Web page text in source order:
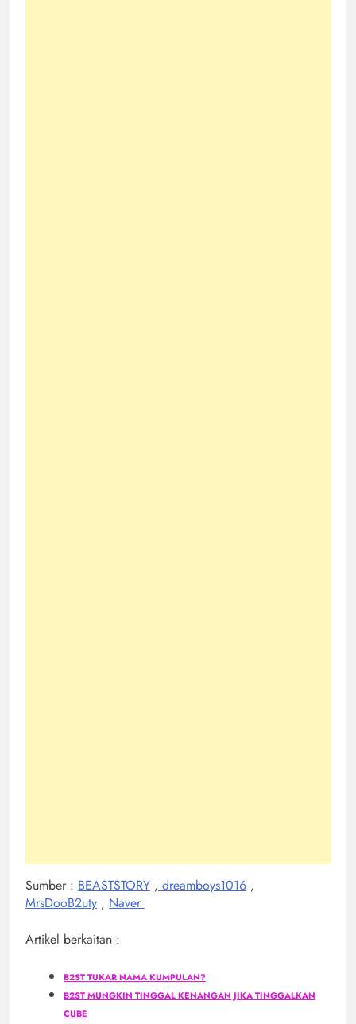
Sumber : BEASTSTORY , dreamboys1016 ,
MrsDooB2uty , Naver
Artikel berkaitan :
B2ST TUKAR NAMA KUMPULAN?
B2ST MUNGKIN TINGGAL KENANGAN JIKA TINGGALKAN
CUBE